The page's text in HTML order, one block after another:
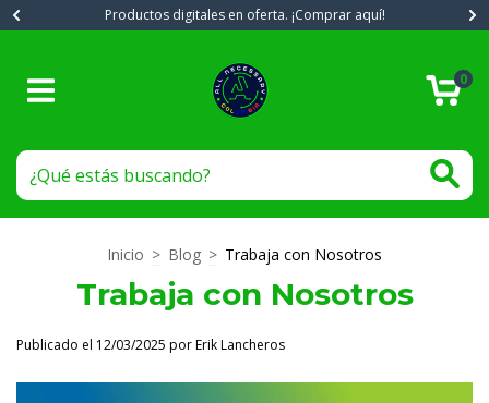
Productos digitales en oferta. ¡Comprar aquí!
0
Inicio > Blog > Trabaja con Nosotros
Trabaja con Nosotros
Publicado el 12/03/2025 por Erik Lancheros